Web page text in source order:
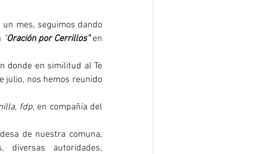
mes, seguimos dando
"Oración por Cerrillos" en
donde en similitud al Te
julio, nos hemos reunido
fdp, en compañía del
de nuestra comuna,
diversas autoridades,